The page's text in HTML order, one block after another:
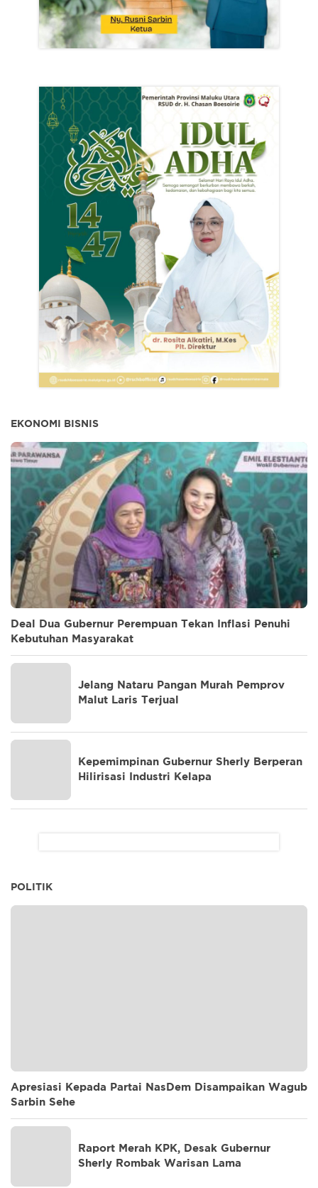
EKONOMI BISNIS
Deal Dua Gubernur Perempuan Tekan Inflasi Penuhi
Kebutuhan Masyarakat
Jelang Nataru Pangan Murah Pemprov
Malut Laris Terjual
Kepemimpinan Gubernur Sherly Berperan
Hilirisasi Industri Kelapa
POLITIK
Apresiasi Kepada Partai NasDem Disampaikan Wagub
Sarbin Sehe
Raport Merah KPK, Desak Gubernur
Sherly Rombak Warisan Lama